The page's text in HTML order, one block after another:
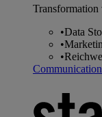
•Data
•
•